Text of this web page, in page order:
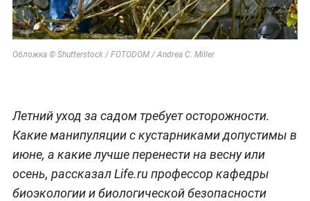
Обложка © Shutterstock / FOTODOM / Andrea C. Miller
Летний уход за садом требует осторожности.
Какие манипуляции с кустарниками допустимы в
июне, а какие лучше перенести на весну или
осень, рассказал Life.ru профессор кафедры
биоэкологии и биологической безопасности